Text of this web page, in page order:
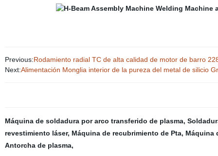
Previous:Rodamiento radial TC de alta calidad de motor de barro
Next:Alimentación Monglia interior de la pureza del metal de silicio
Máquina de soldadura por arco transferido de plasma,
revestimiento láser, Máquina de recubrimiento de Pta, Máquina
Antorcha de plasma,